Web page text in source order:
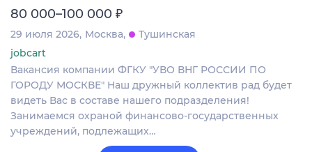
80 000–100 000 ₽
29 июля 2026 Москва
Тушинская
jobcart
Вакансия компании ФГКУ "УВО ВНГ РОССИИ ПО
ГОРОДУ МОСКВЕ" Наш дружный коллектив рад будет
видеть Вас в составе нашего подразделения!
Занимаемся охраной финансово-государственных
учреждений, подлежащих…